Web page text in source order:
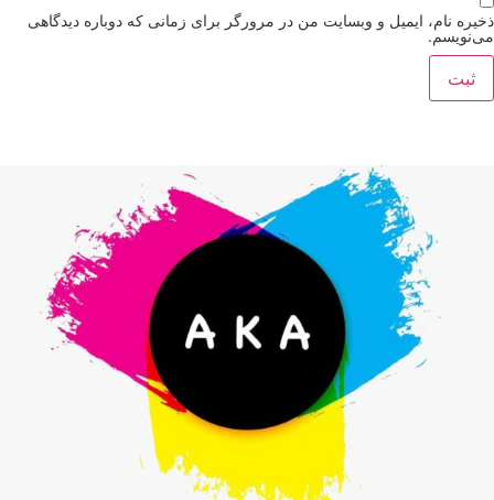
ذخیره نام، ایمیل و وبسایت من در مرورگر برای زمانی که دوباره دیدگاهی
می‌نویسم.